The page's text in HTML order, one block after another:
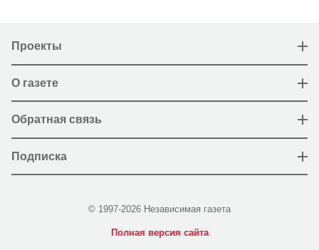
Проекты
О газете
Обратная связь
Подписка
© 1997-2026 Независимая газета
Полная версия сайта